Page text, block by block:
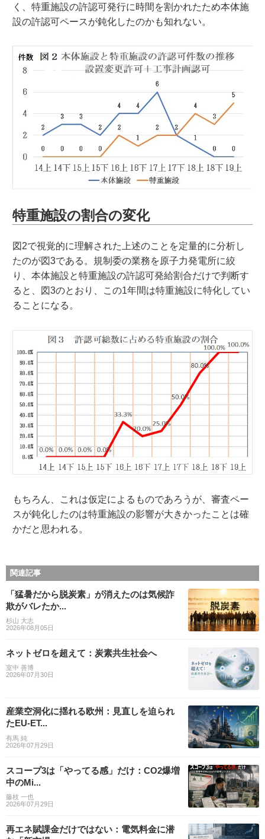
く、特重施設の許認可発行に時間を割かれたため本体施
設の許認可ペースが鈍化したのかも知れない。
特重施設の割合の変化
図2で視覚的に理解された上述のことを定量的に分析し
たのが図3である。規制委の業務を原子力発電所に絞
り、本体施設と特重施設の許認可発給割合だけで判断す
ると、図3のとおり、この1年間は特重施設に特化してい
ることになる。
もちろん、これは仮定によるものであろうが、審査ペー
スが鈍化したのは特重施設の影響が大きかったことは確
かだと思われる。
関連記事
「猛暑だから脱炭素」が消えたのは気候詐
欺がバレたか...
杉山 大志
2026年08月05日
ネットゼロを超えて：炭素共生社会へ
室中 善博
2026年07月30日
産業空洞化に揺れる欧州：見直しを迫られ
たEU-ET...
有馬 純
2026年07月29日
スコープ3は「やってる感」だけ：CO2爆増
中のMi...
藤枝 一也
2026年07月29日
再エネ賦課金だけではない：電気料金に潜